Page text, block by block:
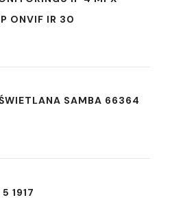
ONVIF IR 30
SAMBA 66364
1917